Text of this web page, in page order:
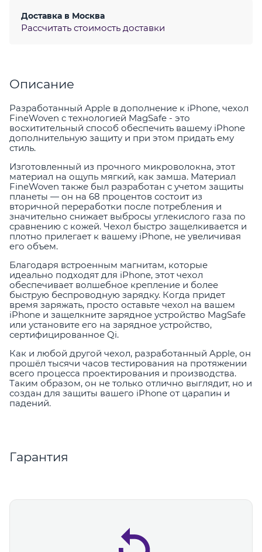
Доставка в Москва
Рассчитать стоимость доставки
Описание
Разработанный Apple в дополнение к iPhone, чехол
FineWoven с технологией MagSafe - это
восхитительный способ обеспечить вашему iPhone
дополнительную защиту и при этом придать ему
стиль.
Изготовленный из прочного микроволокна, этот
материал на ощупь мягкий, как замша. Материал
FineWoven также был разработан с учетом защиты
планеты — он на 68 процентов состоит из
вторичной переработки после потребления и
значительно снижает выбросы углекислого газа по
сравнению с кожей. Чехол быстро защелкивается и
плотно прилегает к вашему iPhone, не увеличивая
его объем.
Благодаря встроенным магнитам, которые
идеально подходят для iPhone, этот чехол
обеспечивает волшебное крепление и более
быструю беспроводную зарядку. Когда придет
время заряжать, просто оставьте чехол на вашем
iPhone и защелкните зарядное устройство MagSafe
или установите его на зарядное устройство,
сертифицированное Qi.
Как и любой другой чехол, разработанный Apple, он
прошёл тысячи часов тестирования на протяжении
всего процесса проектирования и производства.
Таким образом, он не только отлично выглядит, но и
создан для защиты вашего iPhone от царапин и
падений.
Гарантия